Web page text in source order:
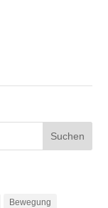
Bewegung